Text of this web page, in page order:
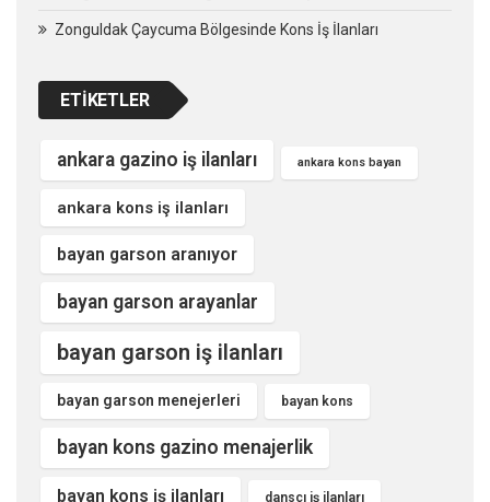
Zonguldak Çaycuma Bölgesinde Kons İş İlanları
ETIKETLER
ankara gazino iş ilanları ankara kons bayan
ankara kons iş ilanları
bayan garson aranıyor
bayan garson arayanlar
bayan garson iş ilanları
bayan garson menejerleri bayan kons
bayan kons gazino menajerlik
bayan kons iş ilanları dansçı iş ilanları